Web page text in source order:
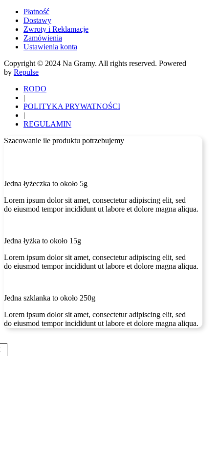
Płatność
Dostawy
Zwroty i Reklamacje
Zamówienia
Ustawienia konta
Copyright © 2024 Na Gramy. All rights reserved. Powered
by Repulse
RODO
|
POLITYKA PRYWATNOŚCI
|
REGULAMIN
Szacowanie ile produktu potrzebujemy
Jedna łyżeczka to około 5g
Lorem ipsum dolor sit amet, consectetur adipiscing elit, sed
do eiusmod tempor incididunt ut labore et dolore magna aliqua.
Jedna łyżka to około 15g
Lorem ipsum dolor sit amet, consectetur adipiscing elit, sed
do eiusmod tempor incididunt ut labore et dolore magna aliqua.
Jedna szklanka to około 250g
Lorem ipsum dolor sit amet, consectetur adipiscing elit, sed
do eiusmod tempor incididunt ut labore et dolore magna aliqua.